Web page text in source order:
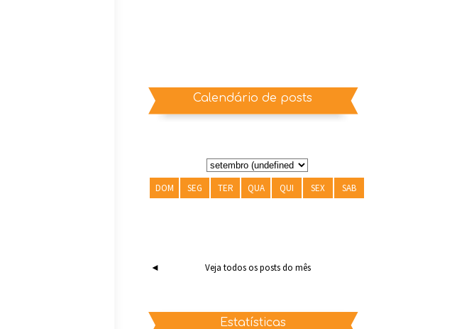
Calendário de posts
DOM SEG TER QUA QUI SEX SAB
◄ Veja todos os posts do mês
Estatísticas